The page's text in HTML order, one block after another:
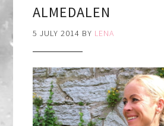
ALMEDALEN
5 JULY 2014 BY LENA